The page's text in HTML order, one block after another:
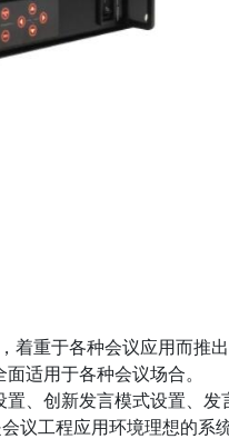
重于各种会议应用而
适用于各种会议场合。
、创新发言模式设置、
议工程应用环境理想的系